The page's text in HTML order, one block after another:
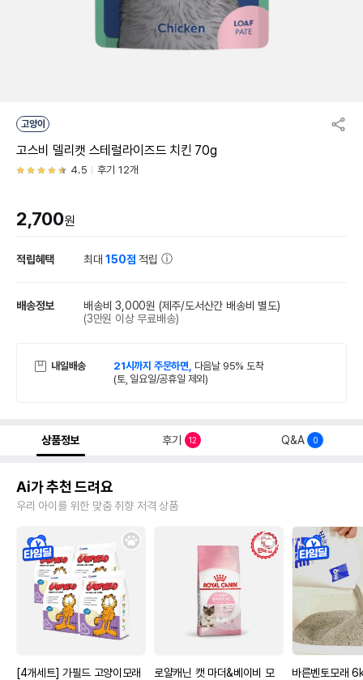
고양이
고스비 델리캣 스테럴라이즈드 치킨 70g
4.5 후기 12개
2,700원
적립혜택 최대150점 적립
배송정보 배송비 3,000원 (제주/도서산간 배송비 별도)
(3만원 이상 무료배송)
내일배송 21시까지 주문하면, 다음날 95% 도착
(토, 일요일/공휴일 제외)
상품정보 후기 12 Q&A 0
Ai가 추천 드려요
우리 아이를 위한 맞춤 취향 저격 상품
[4개세트] 가필드 고양이모래
로얄캐닌 캣 마더&베이비 모
바른벤토모래